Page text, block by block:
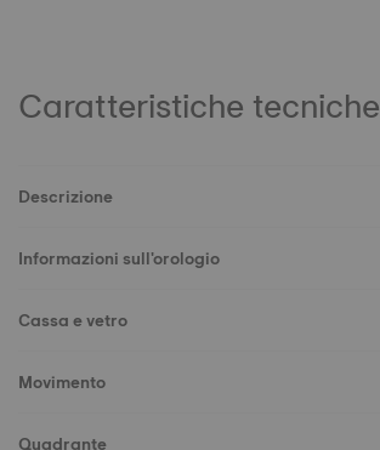
Caratteristiche tecniche
Descrizione
Informazioni sull'orologio
Cassa e vetro
Movimento
Quadrante